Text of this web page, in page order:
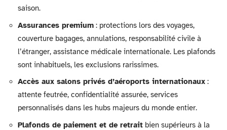
saison.
Assurances premium : protections lors des voyages,
couverture bagages, annulations, responsabilité civile à
l’étranger, assistance médicale internationale. Les plafonds
sont inhabituels, les exclusions rarissimes.
Accès aux salons privés d’aéroports internationaux :
attente feutrée, confidentialité assurée, services
personnalisés dans les hubs majeurs du monde entier.
Plafonds de paiement et de retrait bien supérieurs à la